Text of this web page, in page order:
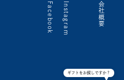
会社概要
Instagram
Facebook
ギフトをお探しですか？